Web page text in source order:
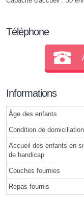
Téléphone
Informations
Âge des enfants
Condition de domiciliation
Accueil des enfants en
de handicap
Couches fournies
Repas fournis